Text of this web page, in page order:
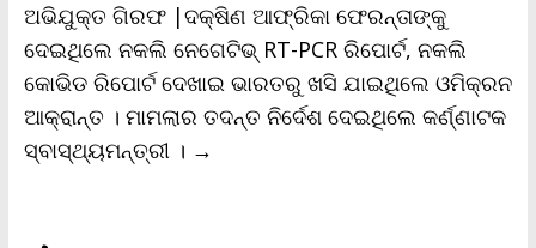
ଅଭିଯୁକ୍ତ ଗିରଫ |ଦକ୍ଷିଣ ଆଫ୍ରିକା ଫେରନ୍ତାଙ୍କୁ
ଦେଇଥିଲେ ନକଲି ନେଗେଟିଭ୍‌ RT-PCR ରିପୋର୍ଟ, ନକଲି
କୋଭିଡ ରିପୋର୍ଟ ଦେଖାଇ ଭାରତରୁ ଖସି ଯାଇଥିଲେ ଓମିକ୍ରନ
ଆକ୍ରାନ୍ତ । ମାମଲାର ତଦନ୍ତ ନିର୍ଦେଶ ଦେଇଥିଲେ କର୍ଣ୍ଣାଟକ
ସ୍ବାସ୍ଥ୍ୟମନ୍ତ୍ରୀ । →